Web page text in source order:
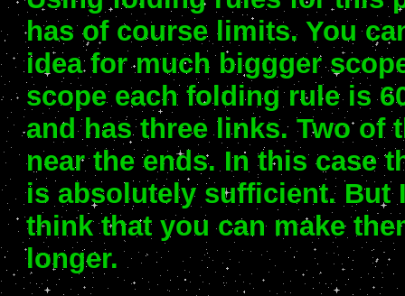
has of course limits. You
idea for much biggger
scope each folding rule is
and has three links. Two of
near the ends. In this case
is absolutely sufficient. But
think that you can make
longer.